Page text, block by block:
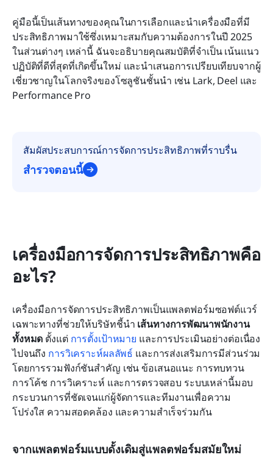
คู่มือนี้เป็นเส้นทางของคุณในการเลือกและนำเครื่องมือที่มี
ประสิทธิภาพมาใช้ซึ่งเหมาะสมกับความต้องการในปี 2025
ในส่วนต่างๆ เหล่านี้ ฉันจะอธิบายคุณสมบัติที่จำเป็น เน้นแนว
ปฏิบัติที่ดีที่สุดที่เกิดขึ้นใหม่ และนำเสนอการเปรียบเทียบจากผู้
เชี่ยวชาญในโลกจริงของโซลูชันชั้นนำ เช่น Lark, Deel และ
Performance Pro
สัมผัสประสบการณ์การจัดการประสิทธิภาพที่ราบรื่น
สำรวจตอนนี้
เครื่องมือการจัดการประสิทธิภาพคือ
อะไร?
เครื่องมือการจัดการประสิทธิภาพเป็นแพลตฟอร์มซอฟต์แวร์
เฉพาะทางที่ช่วยให้บริษัทชี้นำ เส้นทางการพัฒนาพนักงาน
ทั้งหมด ตั้งแต่ การตั้งเป้าหมาย และการประเมินอย่างต่อเนื่อง
ไปจนถึง การวิเคราะห์ผลลัพธ์ และการส่งเสริมการมีส่วนร่วม
โดยการรวมฟังก์ชันสำคัญ เช่น ข้อเสนอแนะ การทบทวน
การโค้ช การวิเคราะห์ และการตรวจสอบ ระบบเหล่านี้มอบ
กระบวนการที่ชัดเจนแก่ผู้จัดการและทีมงานเพื่อความ
โปร่งใส ความสอดคล้อง และความสำเร็จร่วมกัน
จากแพลตฟอร์มแบบดั้งเดิมสู่แพลตฟอร์มสมัยใหม่